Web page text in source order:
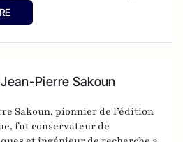
(éditions Fayard) et en 2021
résistance au fascisme
Jean-Pierre Sakoun
Sakoun, pionnier de l’édition
fut conservateur de